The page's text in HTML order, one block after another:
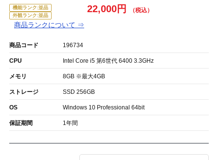
機能ランク:並品
外観ランク:並品
商品ランクについて ⇒
22,000円
商品コード 196734
CPU Intel Core i5 第6世代 6400 3.3GHz
メモリ 8GB ※最大4GB
ストレージ SSD 256GB
OS Windows 10 Professional 64bit
保証期間 1年間